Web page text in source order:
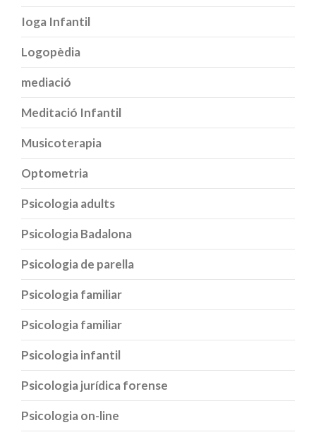
Ioga Infantil
Logopèdia
mediació
Meditació Infantil
Musicoterapia
Optometria
Psicologia adults
Psicologia Badalona
Psicologia de parella
Psicologia familiar
Psicologia familiar
Psicologia infantil
Psicologia jurídica forense
Psicologia on-line